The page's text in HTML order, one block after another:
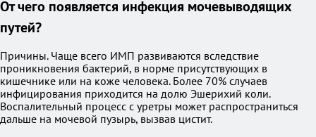
От чего появляется инфекция мочевыводящих
путей?
Причины. Чаще всего ИМП развиваются вследствие
проникновения бактерий, в норме присутствующих в
кишечнике или на коже человека. Более 70% случаев
инфицирования приходится на долю Эшерихий коли.
Воспалительный процесс с уретры может распространиться
дальше на мочевой пузырь, вызвав цистит.